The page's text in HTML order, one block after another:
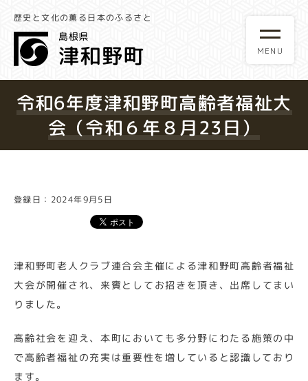
歴史と文化の薫る日本のふるさと
令和6年度津和野町高齢者福祉大
会（令和６年８月23日）
登録日：2024年9月5日
津和野町老人クラブ連合会主催による津和野町高齢者福祉
大会が開催され、来賓としてお招きを頂き、出席してまい
りました。
高齢社会を迎え、本町においても多分野にわたる施策の中
で高齢者福祉の充実は重要性を増していると認識しており
ます。